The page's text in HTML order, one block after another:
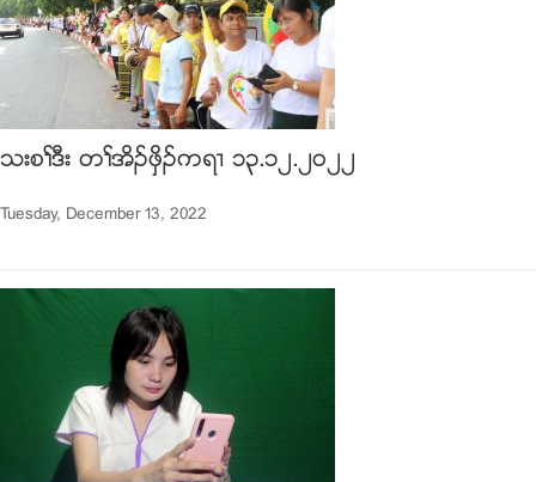
သးစႈဒီး တႈအိဥဖွိဥကရ႕ ၁၃.၁၂.၂၀၂၂
Tuesday, December 13, 2022